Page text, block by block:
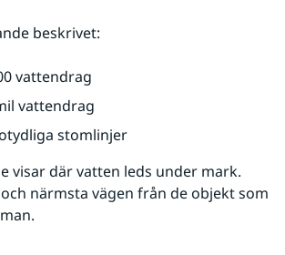
beskrivet:
vattendrag
vattendrag
stomlinjer
visar där vatten leds under mark.
närmsta vägen från de objekt som